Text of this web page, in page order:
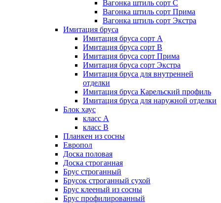
Вагонка штиль сорт С
Вагонка штиль сорт Прима
Вагонка штиль сорт Экстра
Имитация бруса
Имитация бруса сорт А
Имитация бруса сорт В
Имитация бруса сорт Прима
Имитация бруса сорт Экстра
Имитация бруса для внутренней
отделки
Имитация бруса Карельский профиль
Имитация бруса для наружной отделки
Блок хаус
класс А
класс В
Планкен из сосны
Европол
Доска половая
Доска строганная
Брус строганный
Брусок строганный сухой
Брус клееный из сосны
Брус профилированный